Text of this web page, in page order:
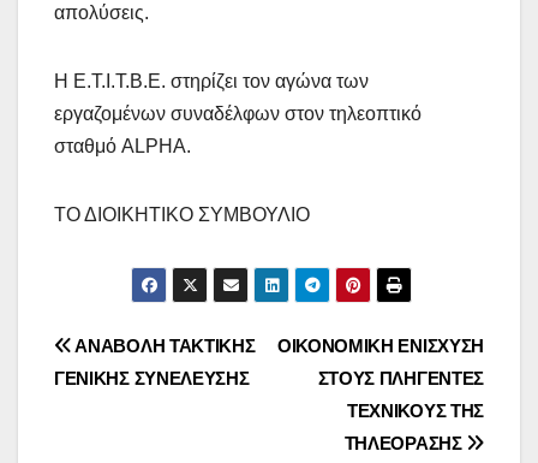
απολύσεις.
Η Ε.Τ.Ι.Τ.Β.Ε. στηρίζει τον αγώνα των
εργαζομένων συναδέλφων στον τηλεοπτικό
σταθμό ALPHA.
ΤΟ ΔΙΟΙΚΗΤΙΚΟ ΣΥΜΒΟΥΛΙΟ
Πλοήγηση
ΟΙΚΟΝΟΜΙΚΗ ΕΝΙΣΧΥΣΗ
ΣΤΟΥΣ ΠΛΗΓΕΝΤΕΣ
ΤΕΧΝΙΚΟΥΣ ΤΗΣ
ΤΗΛΕΟΡΑΣΗΣ
ΑΝΑΒΟΛΗ ΤΑΚΤΙΚΗΣ
ΓΕΝΙΚΗΣ ΣΥΝΕΛΕΥΣΗΣ